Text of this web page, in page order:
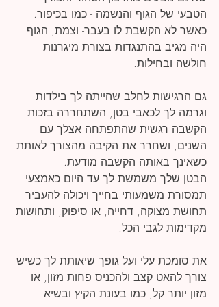
הטבעי של הגוף והנשמה - כמו בכיפור.
כאשר לא הקשבת לו בעבר- וצמת, הגוף
היה מגיב בהתנגדות בצורת מיגרנות
חולשה ובחילות.
גם הרגישות לחלב שהייתה לך בילדות
וגרמה לך לכאבי בטן, השתחררה בזכות
הקשבה רגשית שהתפתחה אצלך עם
השנים, ושחרר את הקיבה מהצורך לאותת
כשאינך באותה הקשבה מודעת.
הבטן שלך משמשת לך עד היום כאמצעי
תמסורת משמעותי בחייך ויכולה להעביר
תחושת מצוקה, דחייה, או סיפוק, ותחושות
מקדימות לגבי הכל.
את סומכת עלי ועל גופך שיאותת לך כשיש
צורך להאט קצב ולהכניס פחות מזון, או
מזון יותר קל, כמו בעונת הקיץ ובשיא